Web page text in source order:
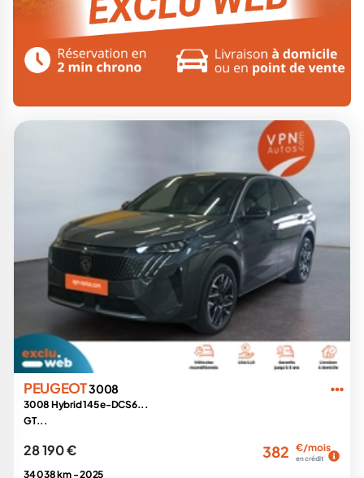
PEUGEOT3008
3008 Hybrid 145 e-DCS6...
GT...
28 190 € 382 €/mois
en crédit
34 038 km -2025